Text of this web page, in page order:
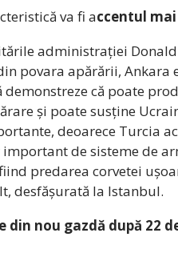
va fi accentul mai
administrației
povara apărării, Ankara
demonstreze că poate
și poate susține
deoarece Turcia
de sisteme de
predarea corvetei
desfășurată la Istanbul.
din nou gazdă după 22